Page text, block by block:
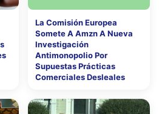
La Comisión Europea
Somete A Amzn A Nueva
Investigación
Antimonopolio Por
Supuestas Prácticas
Comerciales Desleales